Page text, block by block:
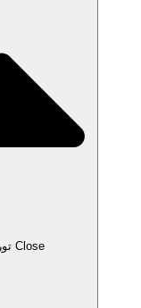
Close تور خارجی